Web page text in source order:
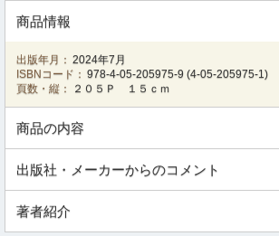
商品情報
出版年月： 2024年7月
ISBNコード： 978-4-05-205975-9 (4-05-205975-1)
頁数・縦：
２０５Ｐ １５ｃｍ
商品の内容
出版社・メーカーからのコメント
著者紹介